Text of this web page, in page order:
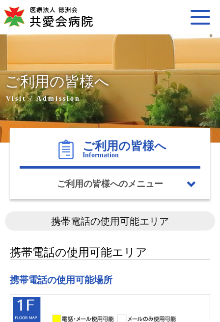
ご利用の皆様へ
Visit / Admission
携帯電話の使用可能エリア
携帯電話の使用可能エリア
携帯電話の使用可能場所
ご利用の皆様へ
Information
ご利用の皆様へのメニュー